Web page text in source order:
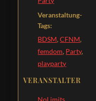
Veranstaltung-
Tags:
BDSM,CFNM,
femdom, Party,
playparty
VERANSTALTER